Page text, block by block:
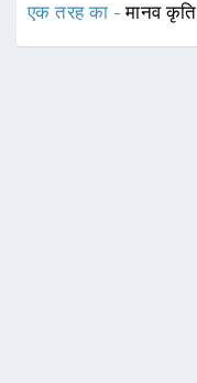
एक तरह का -मानव कृति